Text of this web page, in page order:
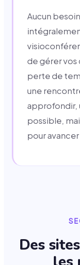
Aucun
de gérer vos
perte de
une
approfondir,
possible,
pour
Des